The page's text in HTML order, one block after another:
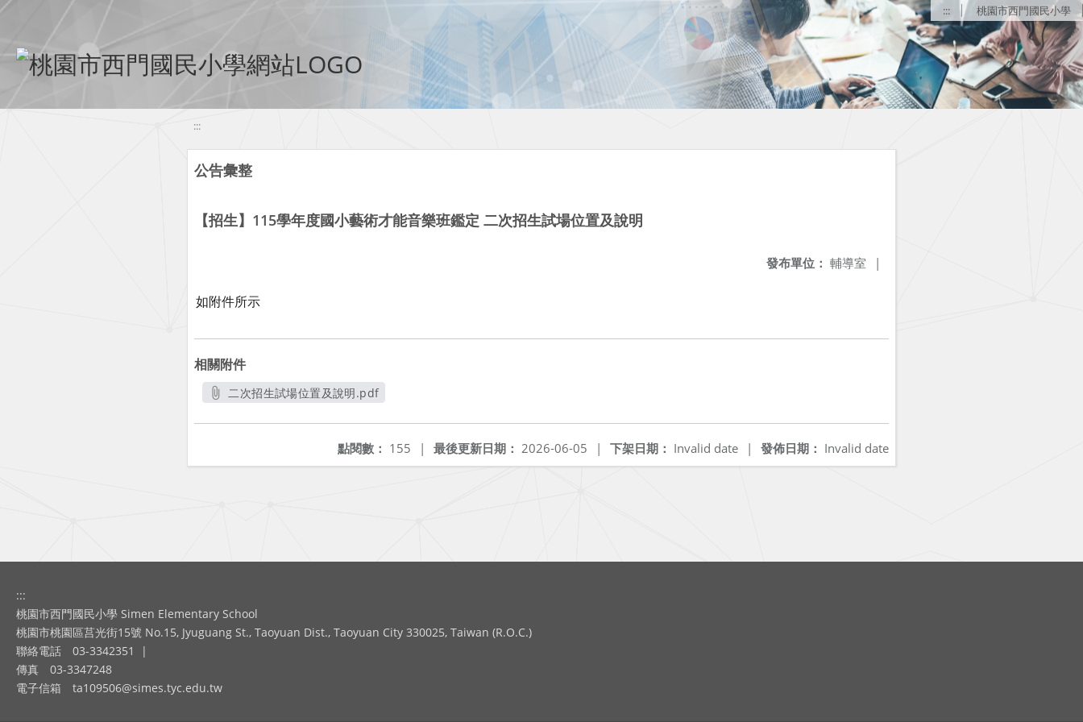
移至網頁之主要內容區位置 ::: 桃園市西門國民小學
:::
公告彙整
【招生】115學年度國小藝術才能音樂班鑑定 二次招生試場位置及說明
發布單位： 輔導室 |
如附件所示
相關附件
二次招生試場位置及說明.pdf
發佈日期： Invalid date
下架日期： Invalid date |
最後更新日期： 2026-06-05 |
點閱數： 155 |
:::
桃園市西門國民小學 Simen Elementary School
桃園市桃園區莒光街15號 No.15, Jyuguang St., Taoyuan Dist., Taoyuan City 330025, Taiwan (R.O.C.)
聯絡電話
03-3342351
|
傳真
03-3347248
電子信箱
ta109506@simes.tyc.edu.tw